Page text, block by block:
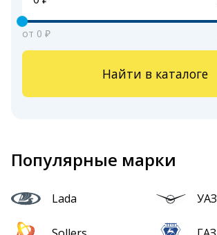
от 0 ₽
Найти в каталоге
Популярные марки
Lada УАЗ